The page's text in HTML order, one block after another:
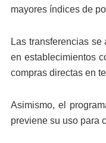
mayores índices de
Las transferencias
en establecimientos
compras directas en
Asimismo, el
previene su uso para